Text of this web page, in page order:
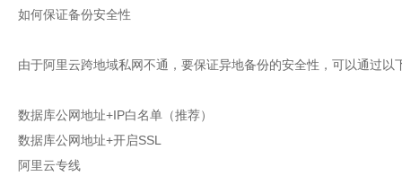
如何保证备份安全性
由于阿里云跨地域私网不通，要保证异地备份的安全性，可以通过以
数据库公网地址+IP白名单（推荐）
数据库公网地址+开启SSL
阿里云专线